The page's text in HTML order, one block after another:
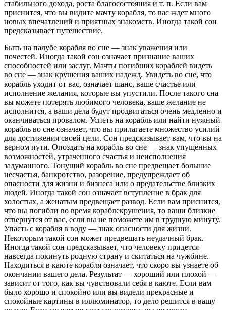
стабильного дохода, роста благосостояния и т. п. Если вам
приснится, что вы видите мачту корабля, то вас ждет много
новых впечатлений и приятных знакомств. Иногда такой сон
предсказывает путешествие.
Быть на палубе корабля во сне — знак уважения или
почестей. Иногда такой сон означает признание ваших
способностей или заслуг. Мачты погибших кораблей видеть
во сне — знак крушения ваших надежд. Увидеть во сне, что
корабль уходит от вас, означает шанс, ваше счастье или
исполнение желания, которые вы упустили. После такого сна
вы можете потерять любимого человека, ваше желание не
исполнится, а ваши дела будут продвигаться очень медленно и
оканчиваться провалом. Успеть на корабль или найти нужный
корабль во сне означает, что вы прилагаете множество усилий
для достижения своей цели. Сон предсказывает вам, что вы на
верном пути. Опоздать на корабль во сне — знак упущенных
возможностей, утраченного счастья и неисполнения
задуманного. Тонущий корабль во сне предвещает большие
несчастья, банкротство, разорение, предупреждает об
опасности для жизни и бизнеса или о предательстве близких
людей. Иногда такой сон означает вступление в брак для
холостых, а женатым предвещает развод. Если вам приснится,
что вы погибли во время кораблекрушения, то ваши близкие
отвернутся от вас, если вы не поможете им в трудную минуту.
Упасть с корабля в воду — знак опасности для жизни.
Некоторым такой сон может предвещать неудачный брак.
Иногда такой сон предсказывает, что человеку придется
навсегда покинуть родную страну и скитаться на чужбине.
Находиться в каюте корабля означает, что скоро вы узнаете об
окончании вашего дела. Результат — хороший или плохой —
зависит от того, как вы чувствовали себя в каюте. Если вам
было хорошо и спокойно или вы видели прекрасные и
спокойные картины в иллюминатор, то дело решится в вашу